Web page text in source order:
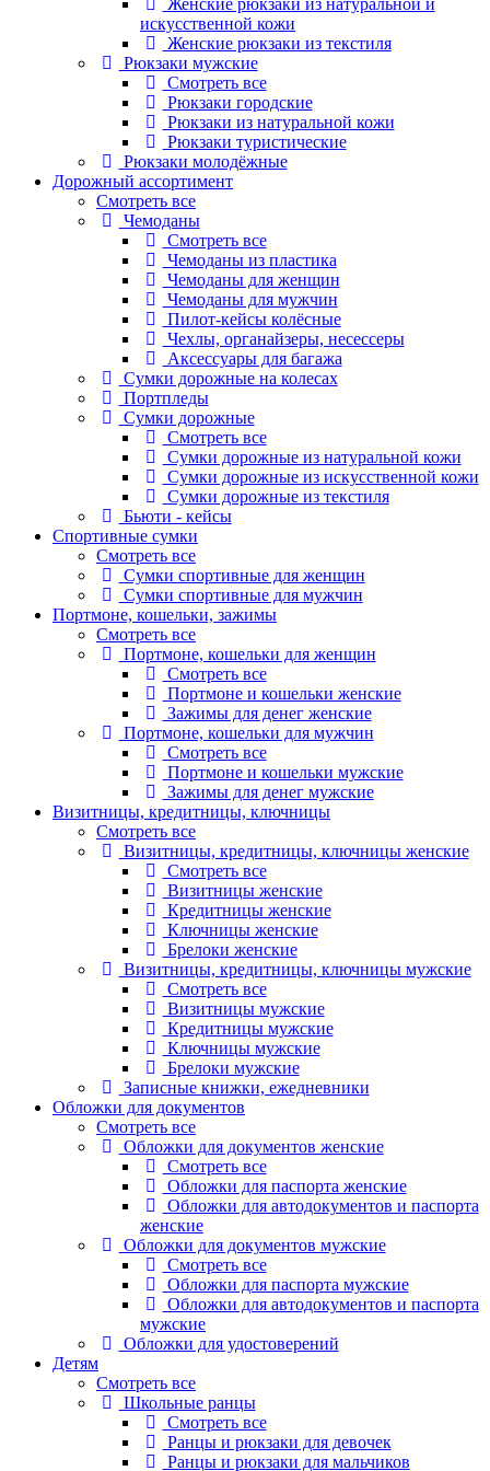
Женские рюкзаки из натуральной и
искусственной кожи
Женские рюкзаки из текстиля
Рюкзаки мужские
Смотреть все
Рюкзаки городские
Рюкзаки из натуральной кожи
Рюкзаки туристические
Рюкзаки молодёжные
Дорожный ассортимент
Смотреть все
Чемоданы
Смотреть все
Чемоданы из пластика
Чемоданы для женщин
Чемоданы для мужчин
Пилот-кейсы колёсные
Чехлы, органайзеры, несессеры
Аксессуары для багажа
Сумки дорожные на колесах
Портпледы
Сумки дорожные
Смотреть все
Сумки дорожные из натуральной кожи
Сумки дорожные из искусственной кожи
Сумки дорожные из текстиля
Бьюти - кейсы
Спортивные сумки
Смотреть все
Сумки спортивные для женщин
Сумки спортивные для мужчин
Портмоне, кошельки, зажимы
Смотреть все
Портмоне, кошельки для женщин
Смотреть все
Портмоне и кошельки женские
Зажимы для денег женские
Портмоне, кошельки для мужчин
Смотреть все
Портмоне и кошельки мужские
Зажимы для денег мужские
Визитницы, кредитницы, ключницы
Смотреть все
Визитницы, кредитницы, ключницы женские
Смотреть все
Визитницы женские
Кредитницы женские
Ключницы женские
Брелоки женские
Визитницы, кредитницы, ключницы мужские
Смотреть все
Визитницы мужские
Кредитницы мужские
Ключницы мужские
Брелоки мужские
Записные книжки, ежедневники
Обложки для документов
Смотреть все
Обложки для документов женские
Смотреть все
Обложки для паспорта женские
Обложки для автодокументов и паспорта
женские
Обложки для документов мужские
Смотреть все
Обложки для паспорта мужские
Обложки для автодокументов и паспорта
мужские
Обложки для удостоверений
Детям
Смотреть все
Школьные ранцы
Смотреть все
Ранцы и рюкзаки для девочек
Ранцы и рюкзаки для мальчиков